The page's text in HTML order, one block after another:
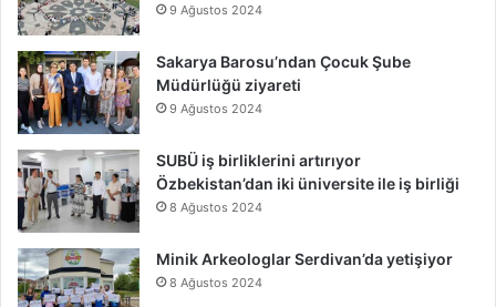
9 Ağustos 2024
Sakarya Barosu’ndan Çocuk Şube
Müdürlüğü ziyareti
9 Ağustos 2024
SUBÜ iş birliklerini artırıyor
Özbekistan’dan iki üniversite ile iş birliği
8 Ağustos 2024
Minik Arkeologlar Serdivan’da yetişiyor
8 Ağustos 2024